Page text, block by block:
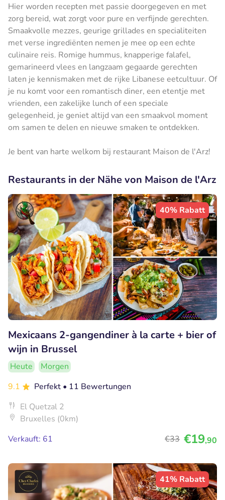
Hier worden recepten met passie doorgegeven en met
zorg bereid, wat zorgt voor pure en verfijnde gerechten.
Smaakvolle mezzes, geurige grillades en specialiteiten
met verse ingrediënten nemen je mee op een echte
culinaire reis. Romige hummus, knapperige falafel,
gemarineerd vlees en langzaam gegaarde gerechten
laten je kennismaken met de rijke Libanese eetcultuur. Of
je nu komt voor een romantisch diner, een etentje met
vrienden, een zakelijke lunch of een speciale
gelegenheid, je geniet altijd van een smaakvol moment
om samen te delen en nieuwe smaken te ontdekken.
Je bent van harte welkom bij restaurant Maison de l'Arz!
Restaurants in der Nähe von Maison de l'Arz
40% Rabatt
Mexicaans 2-gangendiner à la carte + bier of
wijn in Brussel
Heute
Morgen
9.1
Perfekt • 11 Bewertungen
El Quetzal 2
Bruxelles (0km)
Verkauft: 61
€33 €19,90
41% Rabatt